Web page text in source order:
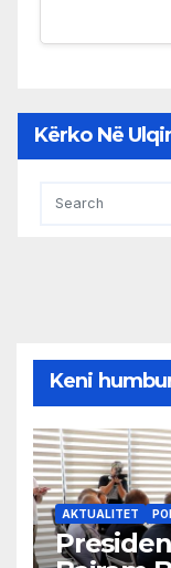
Kërko Në
Keni
AKTUALITET